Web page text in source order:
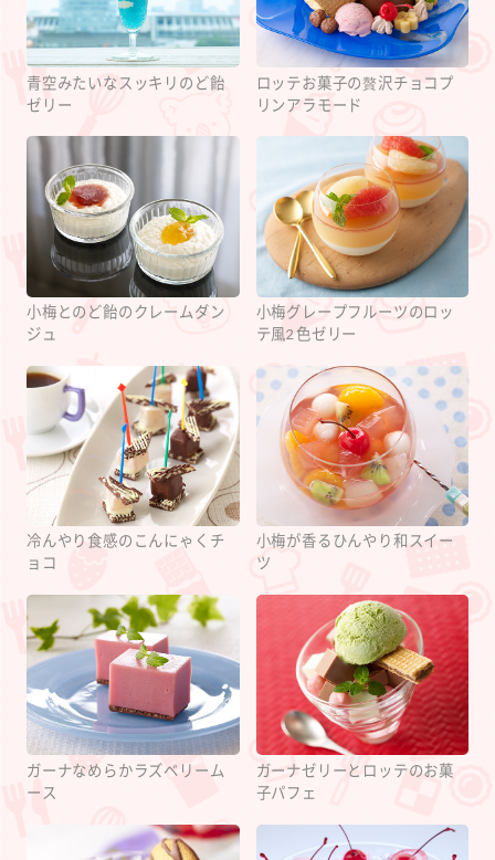
青空みたいなスッキリのど飴
ゼリー
ロッテお菓子の贅沢チョコプ
リンアラモード
小梅とのど飴のクレームダン
ジュ
小梅グレープフルーツのロッ
テ風2色ゼリー
冷んやり食感のこんにゃくチ
ョコ
小梅が香るひんやり和スイー
ツ
ガーナなめらかラズベリーム
ース
ガーナゼリーとロッテのお菓
子パフェ